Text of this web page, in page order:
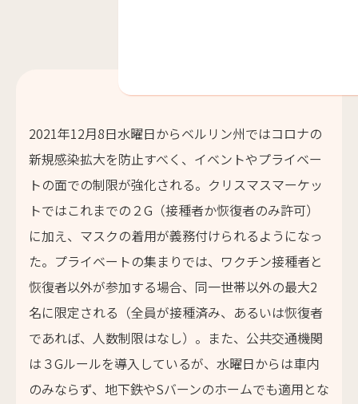
2021年12月8日水曜日からベルリン州ではコロナの
新規感染拡大を防止すべく、イベントやプライベー
トの面での制限が強化される。クリスマスマーケッ
トではこれまでの２G（接種者か恢復者のみ許可）
に加え、マスクの着用が義務付けられるようになっ
た。プライベートの集まりでは、ワクチン接種者と
恢復者以外が参加する場合、同一世帯以外の最大2
名に限定される（全員が接種済み、あるいは恢復者
であれば、人数制限はなし）。また、公共交通機関
は３Gルールを導入しているが、水曜日からは車内
のみならず、地下鉄やSバーンのホームでも適用とな